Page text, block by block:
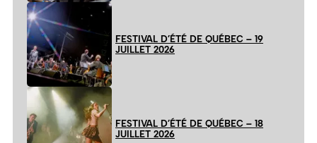
FESTIVAL D’ÉTÉ DE QUÉBEC – 19
JUILLET 2026
FESTIVAL D’ÉTÉ DE QUÉBEC – 18
JUILLET 2026